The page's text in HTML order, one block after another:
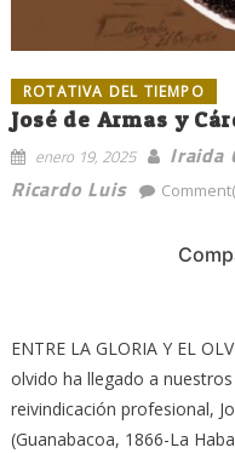
ROTATIVA DEL TIEMPO
José de Armas y
enero 19, 2025
Iraida
Ricardo Luis
ENTRE LA GLORIA Y EL
olvido ha llegado a
reivindicación profesional,
(Guanabacoa, 1866-La